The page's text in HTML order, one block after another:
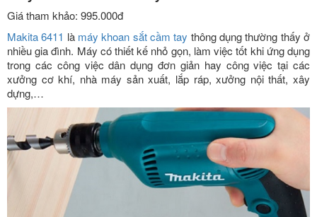
Giá tham khảo: 995.000đ
Makita 6411 là máy khoan sắt cầm tay thông dụng thường thấy ở
nhiều gia đình. Máy có thiết kế nhỏ gọn, làm việc tốt khi ứng dụng
trong các công việc dân dụng đơn giản hay công việc tại các
xưởng cơ khí, nhà máy sản xuất, lắp ráp, xưởng nội thất, xây
dựng,…